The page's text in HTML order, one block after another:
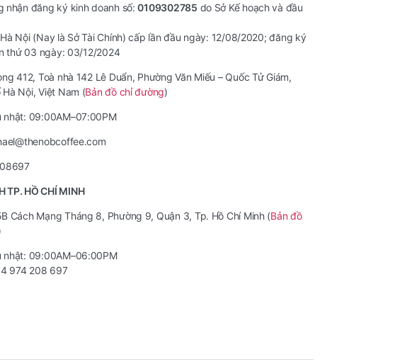
nhận đăng ký kinh doanh số:0109302785 do Sở Kế hoạch và đầu
Nội (Nay là Sở Tài Chính) cấp lần đầu ngày: 12/08/2020; đăng ký
thứ 03 ngày: 03/12/2024
412, Toà nhà 142 Lê Duẩn, Phường Văn Miếu – Quốc Tử Giám,
Nội, Việt Nam (Bản đồ chỉ đường)
nhật: 09:00AM–07:00PM
TP. HỒ CHÍ MINH
Cách Mạng Tháng 8, Phường 9, Quận 3, Tp. Hồ Chí Minh (Bản đồ
nhật: 09:00AM–06:00PM
974 208 697